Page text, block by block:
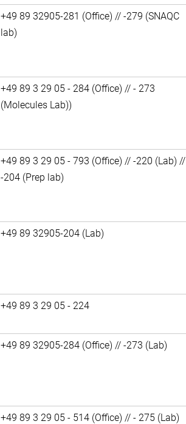
+49 89 32905-281 (Office) // -279 (SNAQC
lab)
+49 89 3 29 05 - 284 (Office) // - 273
(Molecules Lab))
+49 89 3 29 05 - 793 (Office) // -220 (Lab) //
-204 (Prep lab)
+49 89 32905-204 (Lab)
+49 89 3 29 05 - 224
+49 89 32905-284 (Office) // -273 (Lab)
+49 89 3 29 05 - 514 (Office) // - 275 (Lab)